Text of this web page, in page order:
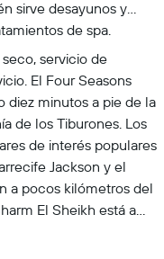
sirve desayunos y
de spa.
servicio de
El Four Seasons
diez minutos a pie de la
de los Tiburones. Los
de interés populares
Jackson y el
a pocos kilómetros del
El Sheikh está a